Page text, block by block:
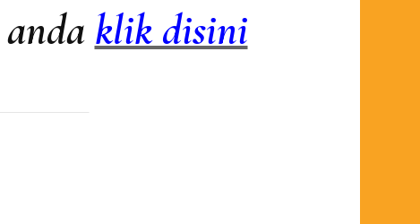
klik disini